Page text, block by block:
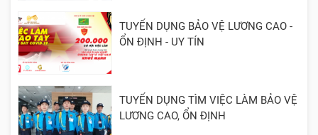
TUYỂN DỤNG BẢO VỆ LƯƠNG CAO -
ỔN ĐỊNH - UY TÍN
TUYỂN DỤNG TÌM VIỆC LÀM BẢO VỆ
LƯƠNG CAO, ỔN ĐỊNH